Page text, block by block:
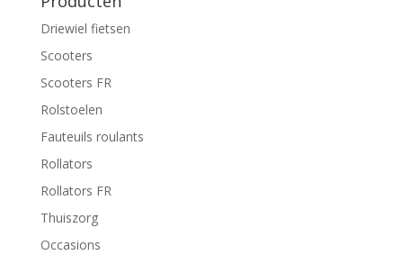
Driewiel fietsen
Scooters
Scooters FR
Rolstoelen
Fauteuils roulants
Rollators
Rollators FR
Thuiszorg
Occasions